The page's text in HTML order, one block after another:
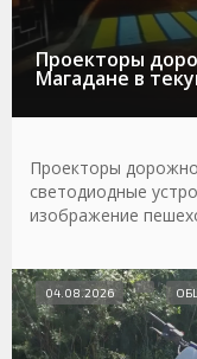
Проекторы
Магадане в
Проекторы
светодиодные
изображение
04.08.2026